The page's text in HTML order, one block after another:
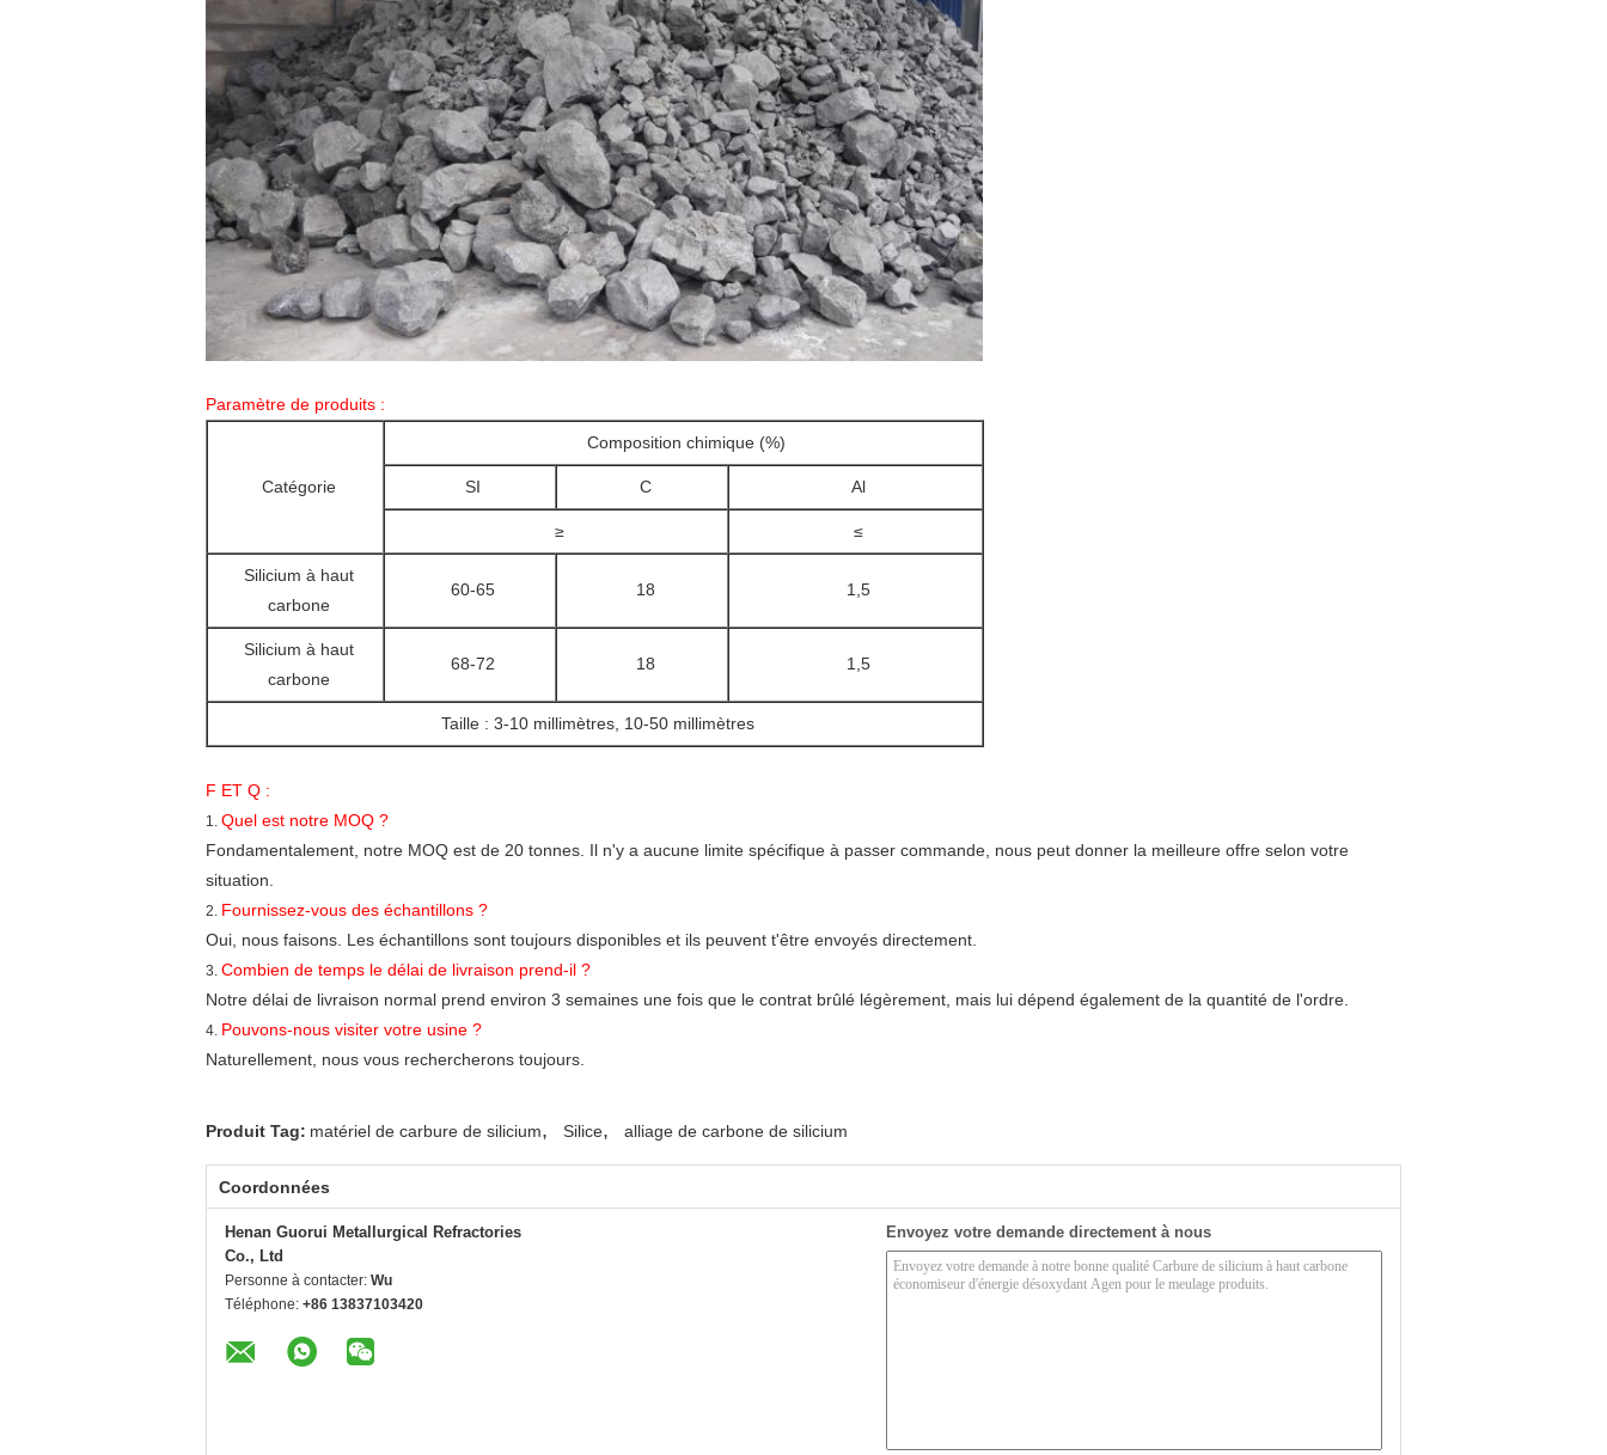
Paramètre de produits :
Catégorie
Composition chimique (%)
SI C Al
≥ ≤
Silicium à haut
carbone
60-65 18 1,5
Silicium à haut
carbone
68-72 18 1,5
Taille : 3-10 millimètres, 10-50 millimètres
F ET Q :
1. Quel est notre MOQ ?
Fondamentalement, notre MOQ est de 20 tonnes. Il n'y a aucune limite spécifique à passer commande, nous peut donner la meilleure offre selon votre
situation.
2. Fournissez-vous des échantillons ?
Oui, nous faisons. Les échantillons sont toujours disponibles et ils peuvent t'être envoyés directement.
3. Combien de temps le délai de livraison prend-il ?
Notre délai de livraison normal prend environ 3 semaines une fois que le contrat brûlé légèrement, mais lui dépend également de la quantité de l'ordre.
4. Pouvons-nous visiter votre usine ?
Naturellement, nous vous rechercherons toujours.
Produit Tag: matériel de carbure de silicium, Silice, alliage de carbone de silicium
Coordonnées
Henan Guorui Metallurgical Refractories
Co., Ltd
Personne à contacter: Wu
Téléphone: +86 13837103420
Envoyez votre demande directement à nous